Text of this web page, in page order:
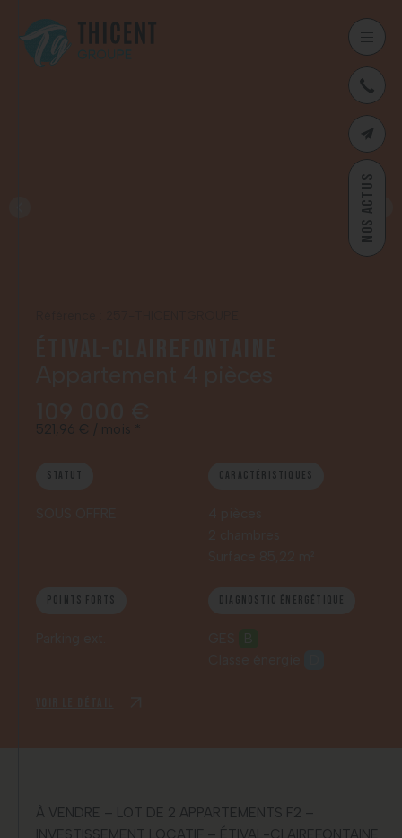
NOS ACTUS
521,96 € / mois *
Statut Caractéristiques
Points forts Diagnostic énergétique
À VENDRE – LOT DE 2 APPARTEMENTS F2 –
INVESTISSEMENT LOCATIF – ÉTIVAL-CLAIREFONTAINE